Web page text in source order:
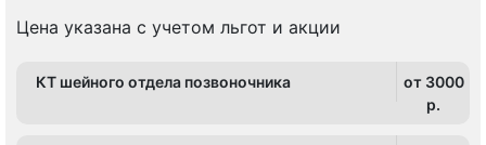
Удельная, Чёрная речка
Цена указана с учетом льгот и акции
КТ шейного отдела позвоночника
от 3000
p.